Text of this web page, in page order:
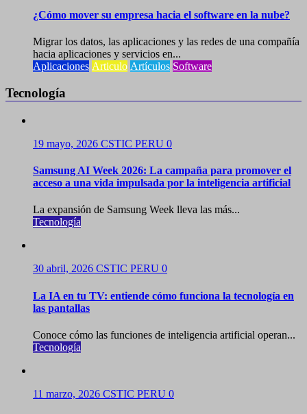
¿Cómo mover su empresa hacia el software en la nube?
Migrar los datos, las aplicaciones y las redes de una compañía
hacia aplicaciones y servicios en...
Aplicaciones Articulo Artículos Software
Tecnología
19 mayo, 2026 CSTIC PERU 0
Samsung AI Week 2026: La campaña para promover el
acceso a una vida impulsada por la inteligencia artificial
La expansión de Samsung Week lleva las más...
Tecnología
30 abril, 2026 CSTIC PERU 0
La IA en tu TV: entiende cómo funciona la tecnología en
las pantallas
Conoce cómo las funciones de inteligencia artificial operan...
Tecnología
11 marzo, 2026 CSTIC PERU 0